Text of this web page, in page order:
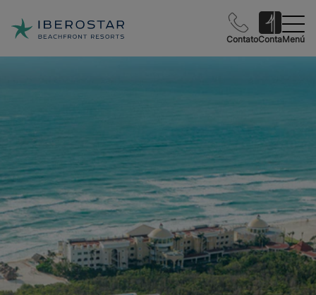
ContatoContaMenú